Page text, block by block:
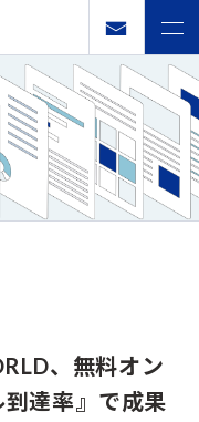
、無料オン
達率』で成果